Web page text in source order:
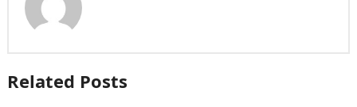
Related Posts